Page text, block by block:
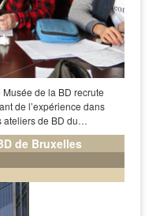
de la BD recrute
de l’expérience dans
ateliers de BD du…
de Bruxelles